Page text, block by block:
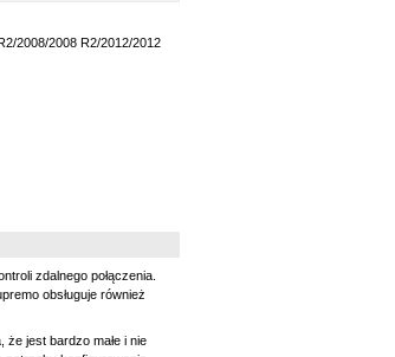
2008/2008 R2/2012/2012
zdalnego połączenia.
obsługuje również
że jest bardzo małe i nie